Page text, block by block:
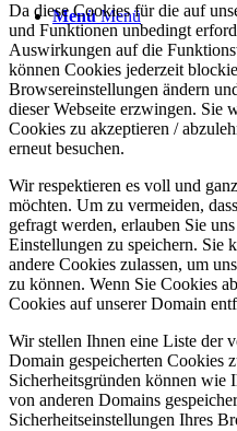
Menü Menü
Da diese Cookies für die auf
und Funktionen unbedingt
Auswirkungen auf die
können Cookies jederzeit
Browsereinstellungen ändern
dieser Webseite erzwingen. Sie
Cookies zu akzeptieren /
erneut besuchen.
Wir respektieren es voll und
möchten. Um zu vermeiden,
gefragt werden, erlauben Sie
Einstellungen zu speichern. Sie
andere Cookies zulassen, um
zu können. Wenn Sie Cookies
Cookies auf unserer Domain
Wir stellen Ihnen eine Liste der
Domain gespeicherten Cookies
Sicherheitsgründen können wie
von anderen Domains
Sicherheitseinstellungen Ihres